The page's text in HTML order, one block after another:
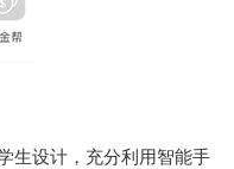
生设计，充分利用智能手